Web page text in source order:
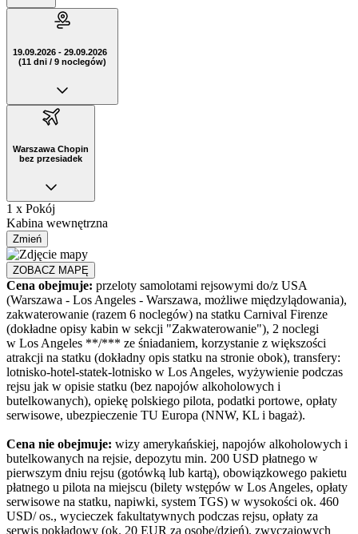
19.09.2026 - 29.09.2026
(11 dni / 9 noclegów)
Warszawa Chopin
bez przesiadek
1 x Pokój
Kabina wewnętrzna
Zmień
ZOBACZ MAPĘ
Cena obejmuje: przeloty samolotami rejsowymi do/z USA
(Warszawa - Los Angeles - Warszawa, możliwe międzylądowania),
zakwaterowanie (razem 6 noclegów) na statku Carnival Firenze
(dokładne opisy kabin w sekcji "Zakwaterowanie"), 2 noclegi
w Los Angeles **/*** ze śniadaniem, korzystanie z większości
atrakcji na statku (dokładny opis statku na stronie obok), transfery:
lotnisko-hotel-statek-lotnisko w Los Angeles, wyżywienie podczas
rejsu jak w opisie statku (bez napojów alkoholowych i
butelkowanych), opiekę polskiego pilota, podatki portowe, opłaty
serwisowe, ubezpieczenie TU Europa (NNW, KL i bagaż).
Cena nie obejmuje: wizy amerykańskiej, napojów alkoholowych i
butelkowanych na rejsie, depozytu min. 200 USD płatnego w
pierwszym dniu rejsu (gotówką lub kartą), obowiązkowego pakietu
płatnego u pilota na miejscu (bilety wstępów w Los Angeles, opłaty
serwisowe na statku, napiwki, system TGS) w wysokości ok. 460
USD/ os., wycieczek fakultatywnych podczas rejsu, opłaty za
serwis pokładowy (ok. 20 EUR za osobę/dzień), zwyczajowych